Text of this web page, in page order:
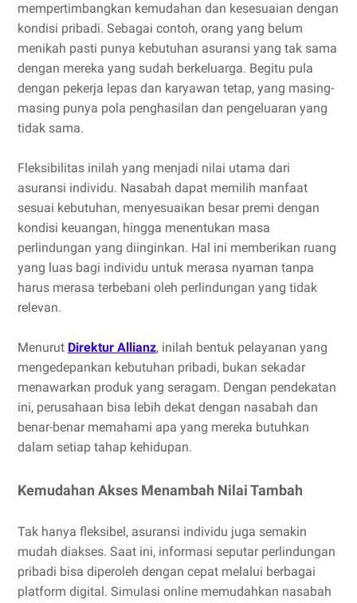
mempertimbangkan kemudahan dan kesesuaian dengan
kondisi pribadi. Sebagai contoh, orang yang belum
menikah pasti punya kebutuhan asuransi yang tak sama
dengan mereka yang sudah berkeluarga. Begitu pula
dengan pekerja lepas dan karyawan tetap, yang masing-
masing punya pola penghasilan dan pengeluaran yang
tidak sama.
Fleksibilitas inilah yang menjadi nilai utama dari
asuransi individu. Nasabah dapat memilih manfaat
sesuai kebutuhan, menyesuaikan besar premi dengan
kondisi keuangan, hingga menentukan masa
perlindungan yang diinginkan. Hal ini memberikan ruang
yang luas bagi individu untuk merasa nyaman tanpa
harus merasa terbebani oleh perlindungan yang tidak
relevan.
Menurut Direktur Allianz, inilah bentuk pelayanan yang
mengedepankan kebutuhan pribadi, bukan sekadar
menawarkan produk yang seragam. Dengan pendekatan
ini, perusahaan bisa lebih dekat dengan nasabah dan
benar-benar memahami apa yang mereka butuhkan
dalam setiap tahap kehidupan.
Kemudahan Akses Menambah Nilai Tambah
Tak hanya fleksibel, asuransi individu juga semakin
mudah diakses. Saat ini, informasi seputar perlindungan
pribadi bisa diperoleh dengan cepat melalui berbagai
platform digital. Simulasi online memudahkan nasabah